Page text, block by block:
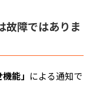
故障ではありま
能」 による通知で